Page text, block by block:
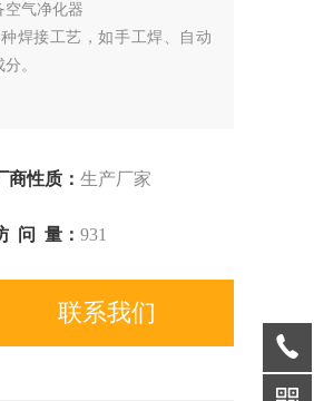
空气净化器
焊接工艺，如手工焊、自动
。
商性质： 生产厂家
问 量： 931
联系我们